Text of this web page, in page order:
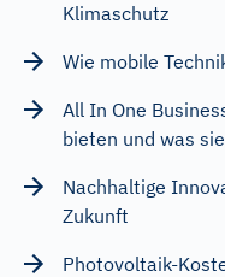
Klimaschutz
Wie mobile
All In One
bieten und was
Nachhaltige
Zukunft
Photovoltaik-